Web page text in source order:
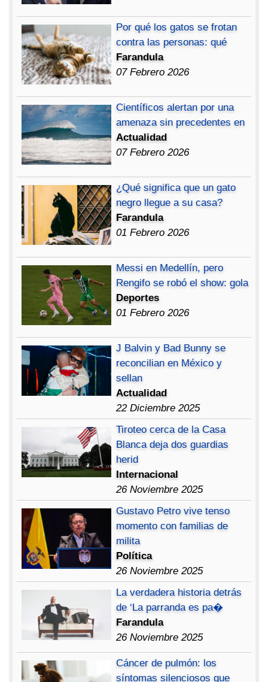
Por qué los gatos se frotan
contra las personas: qué
Farandula
07 Febrero 2026
Científicos alertan por una
amenaza sin precedentes en
Actualidad
07 Febrero 2026
¿Qué significa que un gato
negro llegue a su casa?
Farandula
01 Febrero 2026
Messi en Medellín, pero
Rengifo se robó el show: gola
Deportes
01 Febrero 2026
J Balvin y Bad Bunny se
reconcilian en México y
sellan
Actualidad
22 Diciembre 2025
Tiroteo cerca de la Casa
Blanca deja dos guardias
herid
Internacional
26 Noviembre 2025
Gustavo Petro vive tenso
momento con familias de
milita
Política
26 Noviembre 2025
La verdadera historia detrás
de ‘La parranda es pa�
Farandula
26 Noviembre 2025
Cáncer de pulmón: los
síntomas silenciosos que